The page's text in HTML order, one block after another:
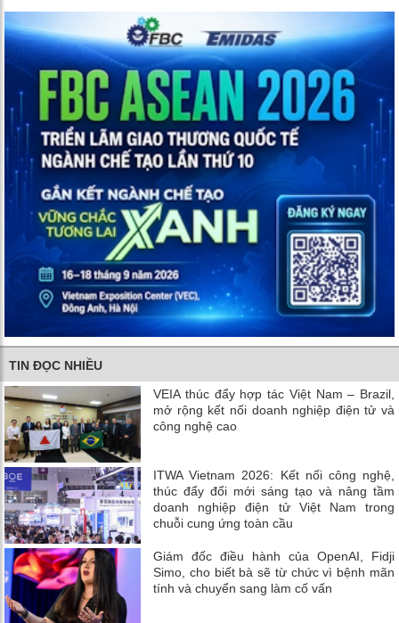
TIN ĐỌC NHIỀU
VEIA thúc đẩy hợp tác Việt Nam – Brazil,
mở rộng kết nối doanh nghiệp điện tử và
công nghệ cao
ITWA Vietnam 2026: Kết nối công nghệ,
thúc đẩy đổi mới sáng tạo và nâng tầm
doanh nghiệp điện tử Việt Nam trong
chuỗi cung ứng toàn cầu
Giám đốc điều hành của OpenAI, Fidji
Simo, cho biết bà sẽ từ chức vì bệnh mãn
tính và chuyển sang làm cố vấn